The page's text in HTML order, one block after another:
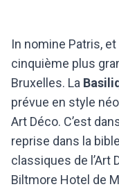
In nomine Patris,
cinquième plus
Bruxelles. La
prévue en style
Art Déco. C’est
reprise dans la
classiques de l’Art
Biltmore Hotel de